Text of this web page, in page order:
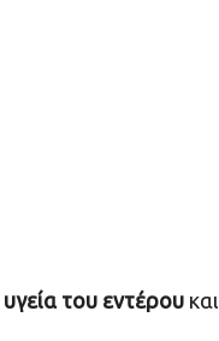
υγεία του εντέρου και